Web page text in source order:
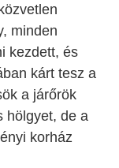
minden
kezdett, és
kárt tesz a
a járőrök
hölgyet, de a
korház